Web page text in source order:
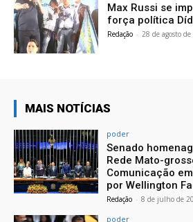
Max Russi se
força política
Redação - 28 de agosto
MAIS NOTÍCIAS
poder
Senado
Rede Mato-
Comunicação
por Wellington
Redação - 8 de julho de
poder